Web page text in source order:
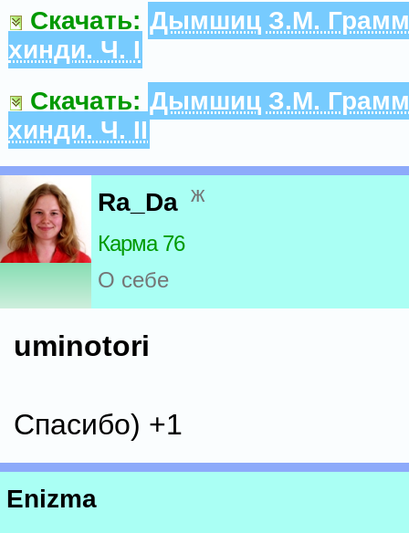
Скачать: Дымшиц З.М.
хинди. Ч. I
Скачать: Дымшиц З.М.
хинди. Ч. II
Ra_Da ж
Карма 76
О себе
uminotori
Спасибо) +1
Enizma